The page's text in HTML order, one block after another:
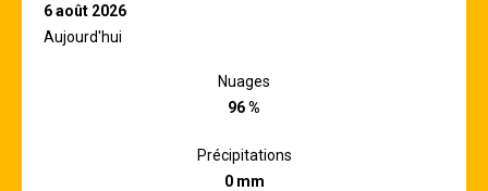
6 août 2026
Aujourd'hui
Nuages
96 %
Précipitations
0 mm